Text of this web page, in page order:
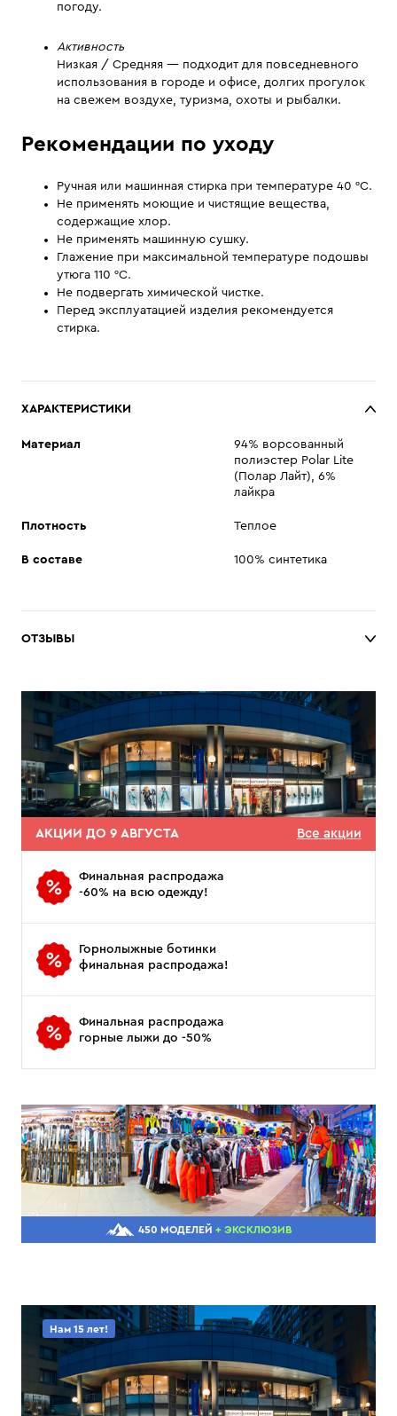
погоду.
Активность
Низкая / Средняя — подходит для повседневного
использования в городе и офисе, долгих прогулок
на свежем воздухе, туризма, охоты и рыбалки.
Рекомендации по уходу
Ручная или машинная стирка при температуре 40 °С.
Не применять моющие и чистящие вещества,
содержащие хлор.
Не применять машинную сушку.
Глажение при максимальной температуре подошвы
утюга 110 °С.
Не подвергать химической чистке.
Перед эксплуатацией изделия рекомендуется
стирка.
ХАРАКТЕРИСТИКИ
Материал
94% ворсованный
полиэстер Polar Lite
(Полар Лайт), 6%
лайкра
Плотность Теплое
В составе 100% синтетика
ОТЗЫВЫ
АКЦИИ ДО 9 АВГУСТА Все акции
Финальная распродажа
-60% на всю одежду!
Горнолыжные ботинки
финальная распродажа!
Финальная распродажа
горные лыжи до -50%
450 МОДЕЛЕЙ + ЭКСКЛЮЗИВ
Нам 15 лет!